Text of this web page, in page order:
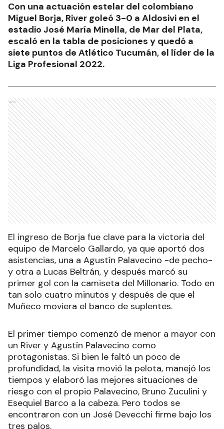
Con una actuación estelar del colombiano
Miguel Borja, River goleó 3-0 a Aldosivi en el
estadio José María Minella, de Mar del Plata,
escaló en la tabla de posiciones y quedó a
siete puntos de Atlético Tucumán, el líder de la
Liga Profesional 2022.
Ads
El ingreso de Borja fue clave para la victoria del
equipo de Marcelo Gallardo, ya que aportó dos
asistencias, una a Agustín Palavecino -de pecho-
y otra a Lucas Beltrán, y después marcó su
primer gol con la camiseta del Millonario. Todo en
tan solo cuatro minutos y después de que el
Muñeco moviera el banco de suplentes.
El primer tiempo comenzó de menor a mayor con
un River y Agustín Palavecino como
protagonistas. Si bien le faltó un poco de
profundidad, la visita movió la pelota, manejó los
tiempos y elaboró las mejores situaciones de
riesgo con el propio Palavecino, Bruno Zuculini y
Esequiel Barco a la cabeza. Pero todos se
encontraron con un José Devecchi firme bajo los
tres palos.